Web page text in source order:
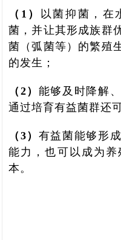
（1） 以菌抑菌，在
菌，并让其形成族群
菌（弧菌等）的繁殖
的发生；
（2） 能够及时降解
通过培育有益菌群还
（3） 有益菌能够形
能力，也可以成为
本。